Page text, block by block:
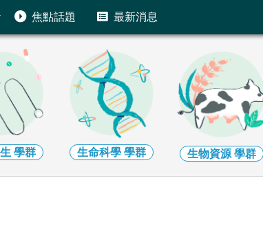
焦點話題 最新消息
學群 生命科學 學群 生物資源學群